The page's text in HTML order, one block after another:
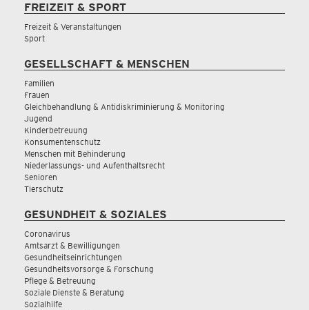
FREIZEIT & SPORT
Freizeit & Veranstaltungen
Sport
GESELLSCHAFT & MENSCHEN
Familien
Frauen
Gleichbehandlung & Antidiskriminierung & Monitoring
Jugend
Kinderbetreuung
Konsumentenschutz
Menschen mit Behinderung
Niederlassungs- und Aufenthaltsrecht
Senioren
Tierschutz
GESUNDHEIT & SOZIALES
Coronavirus
Amtsarzt & Bewilligungen
Gesundheitseinrichtungen
Gesundheitsvorsorge & Forschung
Pflege & Betreuung
Soziale Dienste & Beratung
Sozialhilfe